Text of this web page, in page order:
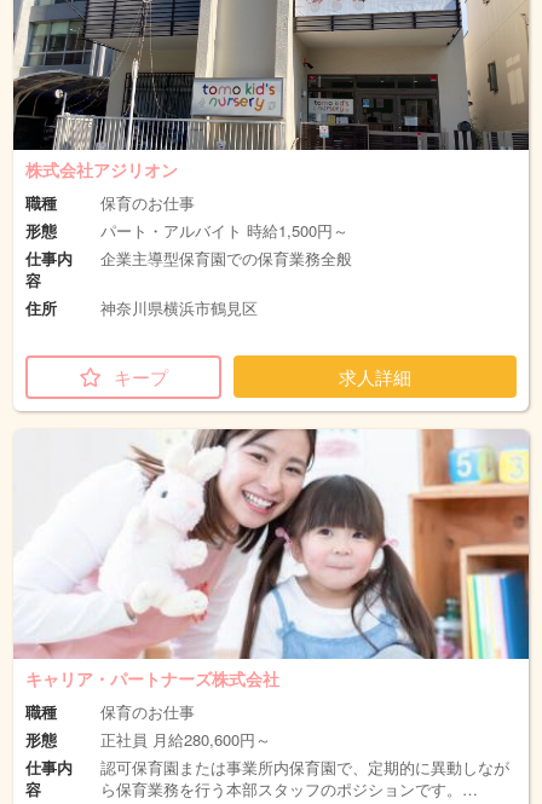
株式会社アジリオン
職種
保育のお仕事
形態
パート・アルバイト 時給1,500円～
仕事内
容
企業主導型保育園での保育業務全般
住所 神奈川県横浜市鶴見区
キープ 求人詳細
キャリア・パートナーズ株式会社
職種
保育のお仕事
形態
正社員 月給280,600円～
仕事内
容
認可保育園または事業所内保育園で、定期的に異動しなが
ら保育業務を行う本部スタッフのポジションです。…